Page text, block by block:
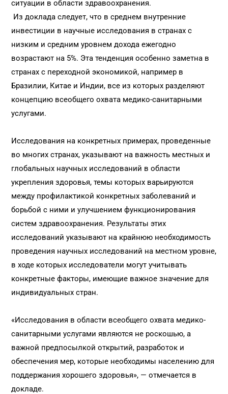
ситуации в области здравоохранения.
Из доклада следует, что в среднем внутренние
инвестиции в научные исследования в странах с
низким и средним уровнем дохода ежегодно
возрастают на 5%. Эта тенденция особенно заметна в
странах с переходной экономикой, например в
Бразилии, Китае и Индии, все из которых разделяют
концепцию всеобщего охвата медико-санитарными
услугами.
Исследования на конкретных примерах, проведенные
во многих странах, указывают на важность местных и
глобальных научных исследований в области
укрепления здоровья, темы которых варьируются
между профилактикой конкретных заболеваний и
борьбой с ними и улучшением функционирования
систем здравоохранения. Результаты этих
исследований указывают на крайнюю необходимость
проведения научных исследований на местном уровне,
в ходе которых исследователи могут учитывать
конкретные факторы, имеющие важное значение для
индивидуальных стран.
«Исследования в области всеобщего охвата медико-
санитарными услугами являются не роскошью, а
важной предпосылкой открытий, разработок и
обеспечения мер, которые необходимы населению для
поддержания хорошего здоровья», — отмечается в
докладе.